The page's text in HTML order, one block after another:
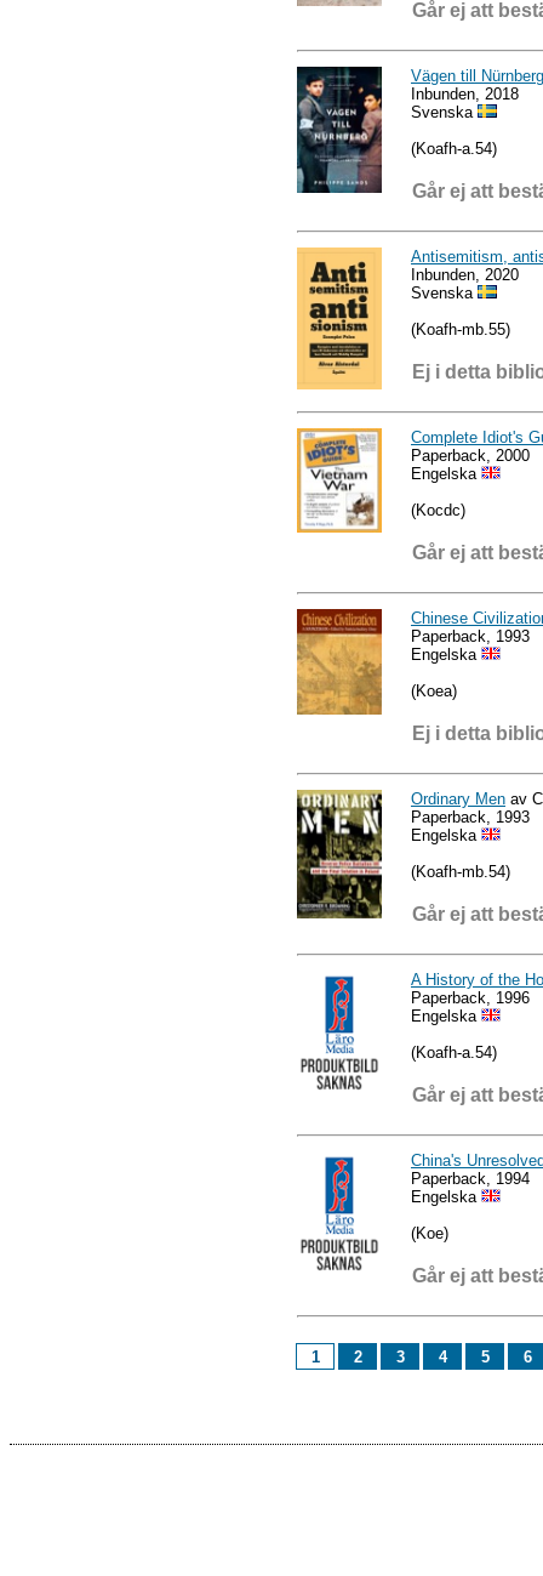
Går ej att
Vägen till
Inbunden, 2018
Svenska
(Koafh-a.54)
Går ej att
Antisemitism,
Inbunden, 2020
Svenska
(Koafh-mb.55)
Ej i detta
Complete Idiot's
Paperback, 2000
Engelska
(Kocdc)
Går ej att
Chinese
Paperback, 1993
Engelska
(Koea)
Ej i detta
Ordinary Men av
Paperback, 1993
Engelska
(Koafh-mb.54)
Går ej att
A History of the
Paperback, 1996
Engelska
(Koafh-a.54)
Går ej att
China's
Paperback, 1994
Engelska
(Koe)
Går ej att
1 2 3 4 5 6